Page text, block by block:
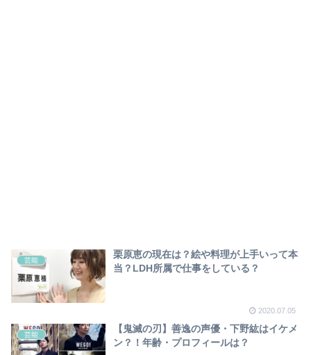
芸能
栗原恵の現在は？絵や料理が上手いって本
当？LDH所属で仕事をしている？
2020.07.05
芸能
【鬼滅の刃】善逸の声優・下野紘はイケメ
ン？！年齢・プロフィールは？